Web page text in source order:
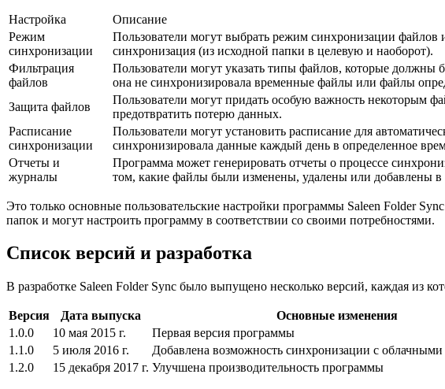
Настройка
Описание
Режим
синхронизации
Пользователи могут выбрать режим синхронизации
синхронизация (из исходной папки в целевую и наоборот).
Фильтрация
файлов
Пользователи могут указать типы файлов, которые
она не синхронизировала временные файлы или файлы
Защита файлов
Пользователи могут придать особую важность некоторым
предотвратить потерю данных.
Расписание
синхронизации
Пользователи могут установить расписание для
синхронизировала данные каждый день в определенное
Отчеты и
журналы
Программа может генерировать отчеты о процессе
том, какие файлы были изменены, удалены или добавлены в
Это только основные пользовательские настройки программы Saleen Folder
папок и могут настроить программу в соответствии со своими потребностями.
Список версий и разработка
В разработке Saleen Folder Sync было выпущено несколько версий, каждая из
Версия Дата выпуска
Основные изменения
1.0.0
10 мая 2015 г.
Первая версия программы
1.1.0
5 июля 2016 г.
Добавлена возможность синхронизации с
1.2.0
15 декабря 2017 г. Улучшена производительность программы